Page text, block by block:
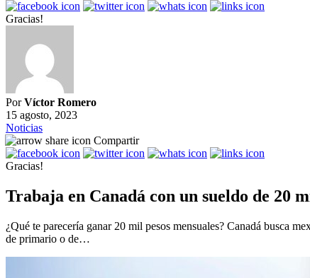
Gracias!
PorVíctor Romero
15 agosto, 2023
Noticias
Compartir
Gracias!
Trabaja en Canadá con un sueldo de 20
¿Qué te parecería ganar 20 mil pesos mensuales? Canadá busca
de primario o de…